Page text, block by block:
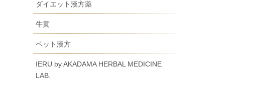
ダイエット漢方薬
牛黄
ペット漢方
IERU by AKADAMA HERBAL MEDICINE
LAB.